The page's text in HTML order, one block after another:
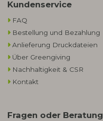
Kundenservice
FAQ
Bestellung und Bezahlung
Anlieferung Druckdateien
Über Greengiving
Nachhaltigkeit & CSR
Kontakt
Fragen oder Beratung